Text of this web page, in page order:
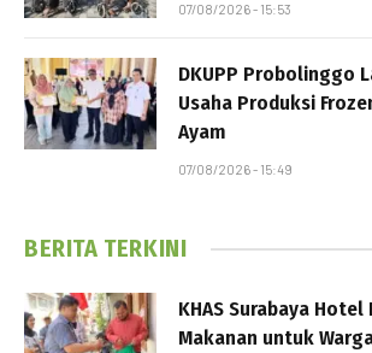
07/08/2026 - 15:53
DKUPP Probolinggo
Usaha Produksi
Ayam
07/08/2026 - 15:49
BERITA TERKINI
KHAS Surabaya
Makanan untuk